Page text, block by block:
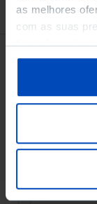
as melhores
com as suas
tipos de
sobre cookies
Política
À